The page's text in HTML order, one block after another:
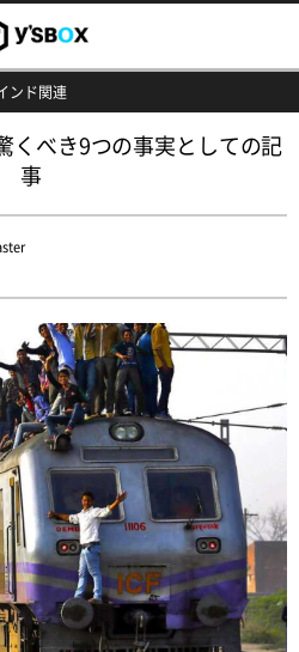
ンド関連
くべき9つの事実としての記
事